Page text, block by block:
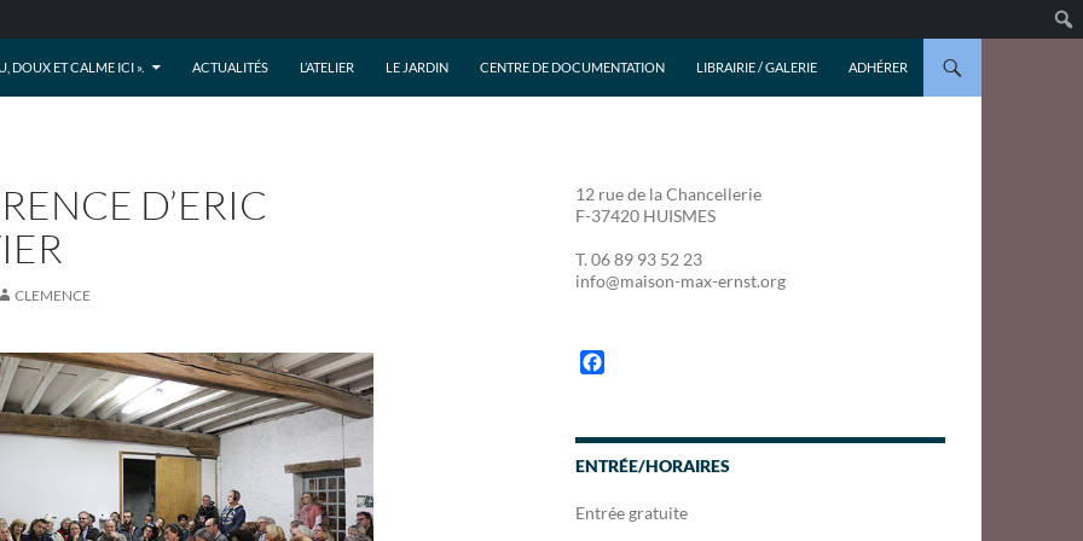
DOUX ET CALME ICI ». ACTUALITÉS L’ATELIER LE JARDIN CENTRE DE DOCUMENTATION LIBRAIRIE / GALERIE ADHÉRER
D’ERIC
CLEMENCE
12 rue de la Chancellerie
F-37420 HUISMES
T. 06 89 93 52 23
info@maison-max-ernst.org
e
b
o
ENTRÉE/HORAIRES
Entrée gratuite